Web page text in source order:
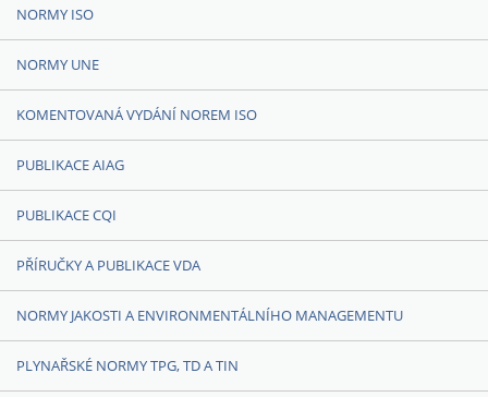
NORMY ISO
NORMY UNE
KOMENTOVANÁ VYDÁNÍ NOREM ISO
PUBLIKACE AIAG
PUBLIKACE CQI
PŘÍRUČKY A PUBLIKACE VDA
NORMY JAKOSTI A ENVIRONMENTÁLNÍHO MANAGEMENTU
PLYNAŘSKÉ NORMY TPG, TD A TIN